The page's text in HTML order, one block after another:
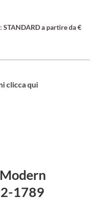
STANDARD a partire da €
clicca qui
1789